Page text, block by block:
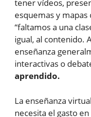
tener vídeos,
esquemas y
“faltamos a una
igual, al contenido.
enseñanza
interactivas o
aprendido.
La enseñanza
necesita el gasto